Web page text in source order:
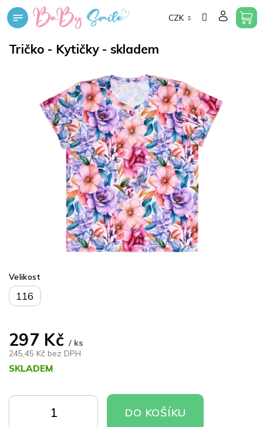
Přejít
na
CZK
Tričko - Kytičky - skladem
297 Kč/ ks
245,45 Kč bez DPH
SKLADEM
cena:
Velikost
116
KOŠÍKU
KOŠÍKU
DO KOŠÍKU